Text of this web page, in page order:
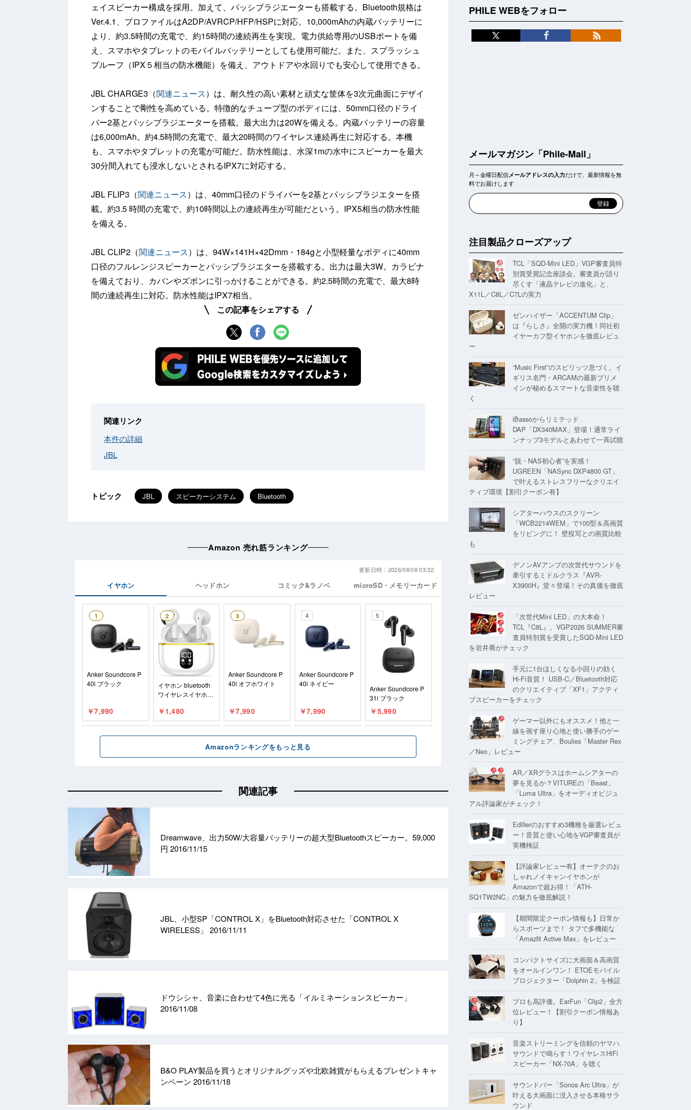
ェイスピーカー構成を採用。加えて、パッシブラジエーターも搭載する。Bluetooth規格は
Ver.4.1、プロファイルはA2DP/AVRCP/HFP/HSPに対応。10,000mAhの内蔵バッテリーに
より、約3.5時間の充電で、約15時間の連続再生を実現。電力供給専用のUSBポートを備
え、スマホやタブレットのモバイルバッテリーとしても使用可能だ。また、スプラッシュ
プルーフ（IPX５相当の防水機能）を備え、アウトドアや水回りでも安心して使用できる。
JBL CHARGE3（関連ニュース）は、耐久性の高い素材と頑丈な筐体を3次元曲面にデザイ
ンすることで剛性を高めている。特徴的なチューブ型のボディには、50mm口径のドライ
バー2基とパッシブラジエーターを搭載。最大出力は20Wを備える。内蔵バッテリーの容量
は6,000mAh。約4.5時間の充電で、最大20時間のワイヤレス連続再生に対応する。本機
も、スマホやタブレットの充電が可能だ。防水性能は、水深1mの水中にスピーカーを最大
30分間入れても浸水しないとされるIPX7に対応する。
JBL FLIP3（関連ニュース）は、40mm口径のドライバーを2基とパッシブラジエターを搭
載。約3.5 時間の充電で、約10時間以上の連続再生が可能だという。IPX5相当の防水性能
を備える。
JBL CLIP2（関連ニュース）は、94W×141H×42Dmm・184gと小型軽量なボディに40mm
口径のフルレンジスピーカーとパッシブラジエターを搭載する。出力は最大3W。カラビナ
を備えており、カバンやズボンに引っかけることができる。約2.5時間の充電で、最大8時
間の連続再生に対応。防水性能はIPX7相当。
この記事をシェアする
関連リンク
本件の詳細
JBL
トピック JBL スピーカーシステム Bluetooth
関連記事
Dreamwave、出力50W/大容量バッテリーの超大型Bluetoothスピーカー。59,000
円 2016/11/15
JBL、小型SP「CONTROL X」をBluetooth対応させた「CONTROL X
WIRELESS」 2016/11/11
ドウシシャ、音楽に合わせて4色に光る「イルミネーションスピーカー」
2016/11/08
B&O PLAY製品を買うとオリジナルグッズや北欧雑貨がもらえるプレゼントキャ
ンペーン 2016/11/18
PHILE WEBをフォロー
メールマガジン「Phile-Mail」
月～金曜日配信メールアドレスの入力だけで、最新情報を無
料でお届けします
注目製品クローズアップ
TCL「SQD-Mini LED」VGP審査員特
別賞受賞記念座談会。審査員が語り
尽くす「液晶テレビの進化」と、
X11L／C8L／C7Lの実力
ゼンハイザー「ACCENTUM Clip」
は『らしさ』全開の実力機！同社初
イヤーカフ型イヤホンを徹底レビュ
ー
“Music First”のスピリッツ息づく。イ
ギリス名門・ARCAMの最新プリメ
インが秘めるスマートな音楽性を聴
く
iBassoからリミテッド
DAP「DX340MAX」登場！通常ライ
ンナップ3モデルとあわせて一斉試聴
“脱・NAS初心者”を実感！
UGREEN「NASync DXP4800 GT」
で叶えるストレスフリーなクリエイ
ティブ環境【割引クーポン有】
シアターハウスのスクリーン
「WCB2214WEM」で100型＆高画質
をリビングに！ 壁投写との画質比較
も
デノンAVアンプの次世代サウンドを
牽引するミドルクラス『AVR-
X3900H』堂々登場！その真価を徹底
レビュー
「次世代Mini LED」の大本命！
TCL『C8L』、VGP2026 SUMMER審
査員特別賞を受賞したSQD-Mini LED
を岩井喬がチェック
手元に1台ほしくなる小回りの効く
Hi-Fi音質！ USB-C／Bluetooth対応
のクリエイティブ「XF1」アクティ
ブスピーカーをチェック
ゲーマー以外にもオススメ！他と一
線を画す座り心地と使い勝手のゲー
ミングチェア、Boulies「Master Rex
／Neo」レビュー
AR／XRグラスはホームシアターの
夢を見るか？VITUREの「Beast」
「Luma Ultra」をオーディオビジュ
アル評論家がチェック！
Edifierのおすすめ3機種を厳選レビュ
ー！音質と使い心地をVGP審査員が
実機検証
【評論家レビュー有】オーテクのお
しゃれノイキャンイヤホンが
Amazonで超お得！「ATH-
SQ1TW2NC」の魅力を徹底解説！
【期間限定クーポン情報も】日常か
らスポーツまで！ タフで多機能な
「Amazfit Active Max」をレビュー
コンパクトサイズに大画面＆高画質
をオールインワン！ ETOEモバイル
プロジェクター「Dolphin 2」を検証
プロも高評価。EarFun「Clip2」全方
位レビュー！【割引クーポン情報あ
り】
音楽ストリーミングを信頼のヤマハ
サウンドで鳴らす！ワイヤレスHiFi
スピーカー「NX-70A」を聴く
サウンドバー「Sonos Arc Ultra」が
叶える大画面に没入させる本格サラ
ウンド